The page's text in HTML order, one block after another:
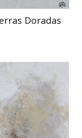
Doradas